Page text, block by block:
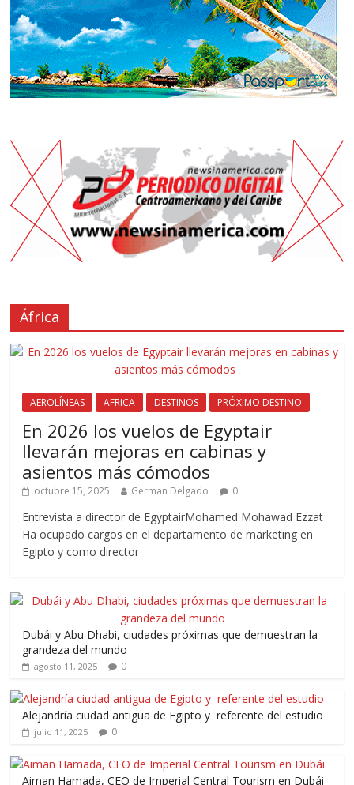
África
AEROLÍNEAS AFRICA DESTINOS PRÓXIMO DESTINO
En 2026 los vuelos de Egyptair
llevarán mejoras en cabinas y
asientos más cómodos
octubre 15, 2025 German Delgado 0
Entrevista a director de EgyptairMohamed Mohawad Ezzat
Ha ocupado cargos en el departamento de marketing en
Egipto y como director
Dubái y Abu Dhabi, ciudades próximas que demuestran la
grandeza del mundo
agosto 11, 2025 0
Alejandría ciudad antigua de Egipto y referente del estudio
julio 11, 2025 0
Aiman Hamada, CEO de Imperial Central Tourism en Dubái